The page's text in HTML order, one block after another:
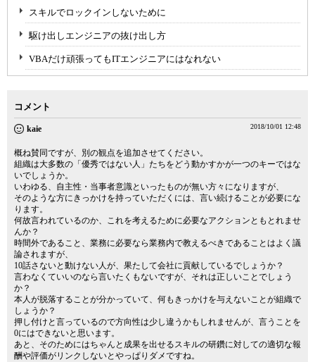
スキルでロックインしないために
駆け出しエンジニアの抜け出し方
VBAだけ頑張ってもITエンジニアにはなれない
コメント
kaie 2018/10/01 12:48
概ね賛同ですが、別の観点を追加させてください。
組織は大多数の「優秀ではない人」たちをどう動かすかが一つのキーではな
いでしょうか。
いわゆる、自主性・当事者意識といったものが無い方々になりますが、
そのような方にきっかけを持っていただくには、言い続けることが必要にな
ります。
何故言われているのか、これを考えるために必要なアクションともとれませ
んか？
時間外であること、業務に必要なら業務内で教えるべきであることはよく議
論されますが、
10話さないと動けない人が、果たして会社に貢献しているでしょうか？
言わなくていいのなら言いたくもないですが、それは正しいことでしょう
か？
本人が脱落することが分かっていて、何もきっかけを与えないことが組織で
しょうか？
押し付けと言っているので方向性は少し違うかもしれませんが、言うことを
0にはできないと思います。
あと、そのためにはちゃんと成果を出せるスキルの研鑽に対しての適切な報
酬や評価がリンクしないとやっぱりダメですね。